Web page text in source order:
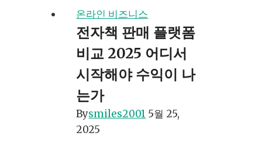
판
매
로
월
100
만
쉽
온라인 비즈니스
전자책 판매 플랫폼
비교 2025 어디서
시작해야 수익이 나
는가
Bysmiles2001 5월 25,
2025